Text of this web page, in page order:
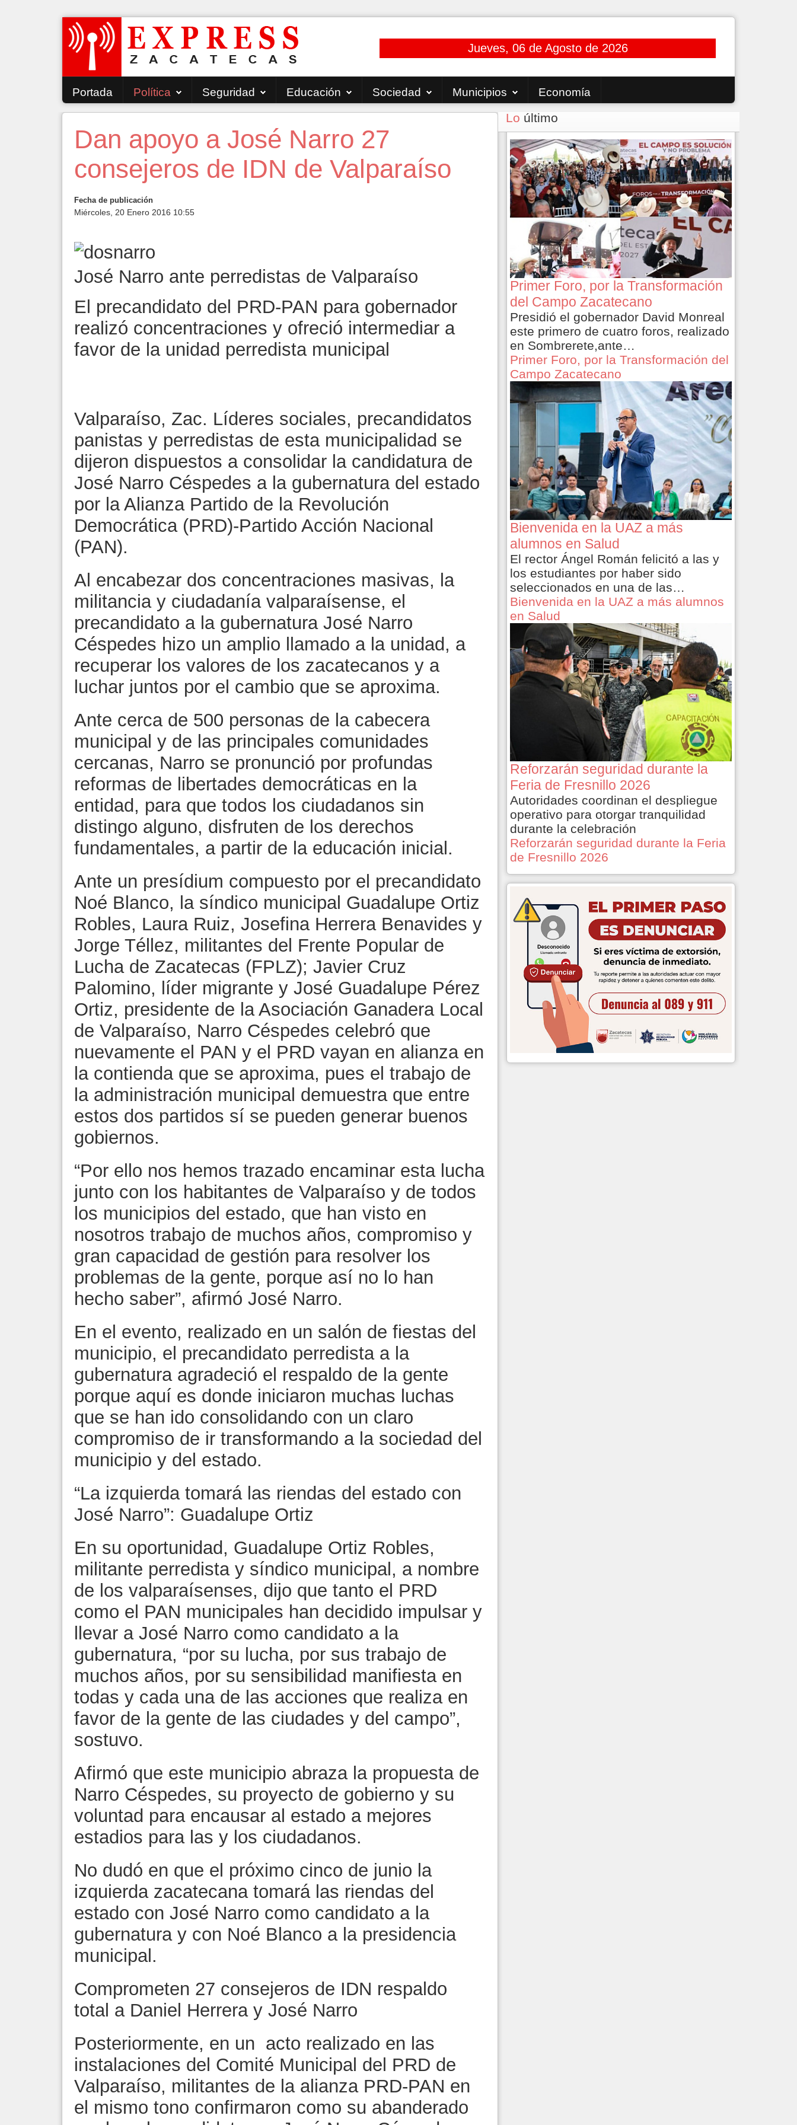
Jueves, 06 de Agosto de 2026
Portada Política Seguridad Educación Sociedad Municipios Economía
Dan apoyo a José Narro 27
consejeros de IDN de Valparaíso
Fecha de publicación
Miércoles, 20 Enero 2016 10:55
José Narro ante perredistas de Valparaíso
El precandidato del PRD-PAN para gobernador
realizó concentraciones y ofreció intermediar a
favor de la unidad perredista municipal
Valparaíso, Zac. Líderes sociales, precandidatos
panistas y perredistas de esta municipalidad se
dijeron dispuestos a consolidar la candidatura de
José Narro Céspedes a la gubernatura del estado
por la Alianza Partido de la Revolución
Democrática (PRD)-Partido Acción Nacional
(PAN).
Al encabezar dos concentraciones masivas, la
militancia y ciudadanía valparaísense, el
precandidato a la gubernatura José Narro
Céspedes hizo un amplio llamado a la unidad, a
recuperar los valores de los zacatecanos y a
luchar juntos por el cambio que se aproxima.
Ante cerca de 500 personas de la cabecera
municipal y de las principales comunidades
cercanas, Narro se pronunció por profundas
reformas de libertades democráticas en la
entidad, para que todos los ciudadanos sin
distingo alguno, disfruten de los derechos
fundamentales, a partir de la educación inicial.
Ante un presídium compuesto por el precandidato
Noé Blanco, la síndico municipal Guadalupe Ortiz
Robles, Laura Ruiz, Josefina Herrera Benavides y
Jorge Téllez, militantes del Frente Popular de
Lucha de Zacatecas (FPLZ); Javier Cruz
Palomino, líder migrante y José Guadalupe Pérez
Ortiz, presidente de la Asociación Ganadera Local
de Valparaíso, Narro Céspedes celebró que
nuevamente el PAN y el PRD vayan en alianza en
la contienda que se aproxima, pues el trabajo de
la administración municipal demuestra que entre
estos dos partidos sí se pueden generar buenos
gobiernos.
“Por ello nos hemos trazado encaminar esta lucha
junto con los habitantes de Valparaíso y de todos
los municipios del estado, que han visto en
nosotros trabajo de muchos años, compromiso y
gran capacidad de gestión para resolver los
problemas de la gente, porque así no lo han
hecho saber”, afirmó José Narro.
En el evento, realizado en un salón de fiestas del
municipio, el precandidato perredista a la
gubernatura agradeció el respaldo de la gente
porque aquí es donde iniciaron muchas luchas
que se han ido consolidando con un claro
compromiso de ir transformando a la sociedad del
municipio y del estado.
“La izquierda tomará las riendas del estado con
José Narro”: Guadalupe Ortiz
En su oportunidad, Guadalupe Ortiz Robles,
militante perredista y síndico municipal, a nombre
de los valparaísenses, dijo que tanto el PRD
como el PAN municipales han decidido impulsar y
llevar a José Narro como candidato a la
gubernatura, “por su lucha, por sus trabajo de
muchos años, por su sensibilidad manifiesta en
todas y cada una de las acciones que realiza en
favor de la gente de las ciudades y del campo”,
sostuvo.
Afirmó que este municipio abraza la propuesta de
Narro Céspedes, su proyecto de gobierno y su
voluntad para encausar al estado a mejores
estadios para las y los ciudadanos.
No dudó en que el próximo cinco de junio la
izquierda zacatecana tomará las riendas del
estado con José Narro como candidato a la
gubernatura y con Noé Blanco a la presidencia
municipal.
Comprometen 27 consejeros de IDN respaldo
total a Daniel Herrera y José Narro
Posteriormente, en un acto realizado en las
instalaciones del Comité Municipal del PRD de
Valparaíso, militantes de la alianza PRD-PAN en
el mismo tono confirmaron como su abanderado
Lo último
Primer Foro, por la Transformación
del Campo Zacatecano
Presidió el gobernador David Monreal
este primero de cuatro foros, realizado
en Sombrerete,ante…
Primer Foro, por la Transformación del
Campo Zacatecano
Bienvenida en la UAZ a más
alumnos en Salud
El rector Ángel Román felicitó a las y
los estudiantes por haber sido
seleccionados en una de las…
Bienvenida en la UAZ a más alumnos
en Salud
Reforzarán seguridad durante la
Feria de Fresnillo 2026
Autoridades coordinan el despliegue
operativo para otorgar tranquilidad
durante la celebración
Reforzarán seguridad durante la Feria
de Fresnillo 2026